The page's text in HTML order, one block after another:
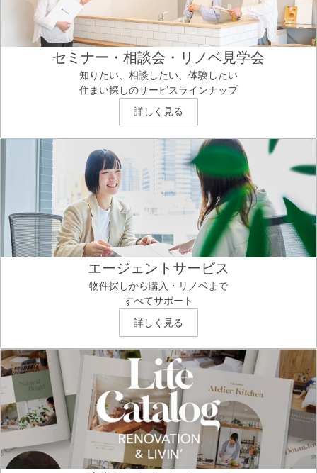
セミナー・相談会・リノベ見学会
知りたい、相談したい、体験したい
住まい探しのサービスラインナップ
詳しく見る
エージェントサービス
物件探しから購入・リノベまで
すべてサポート
詳しく見る